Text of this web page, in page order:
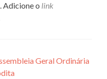
Adicione o link
Geral Ordinária